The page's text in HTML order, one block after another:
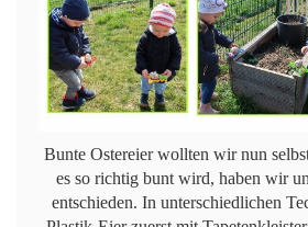
Bunte Ostereier wollten wir nun
es so richtig bunt wird, haben wir
entschieden. In unterschiedlichen